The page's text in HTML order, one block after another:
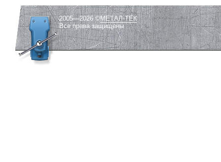
2005—2026 ©МЕТАЛ-ТЕК
Все права защищены